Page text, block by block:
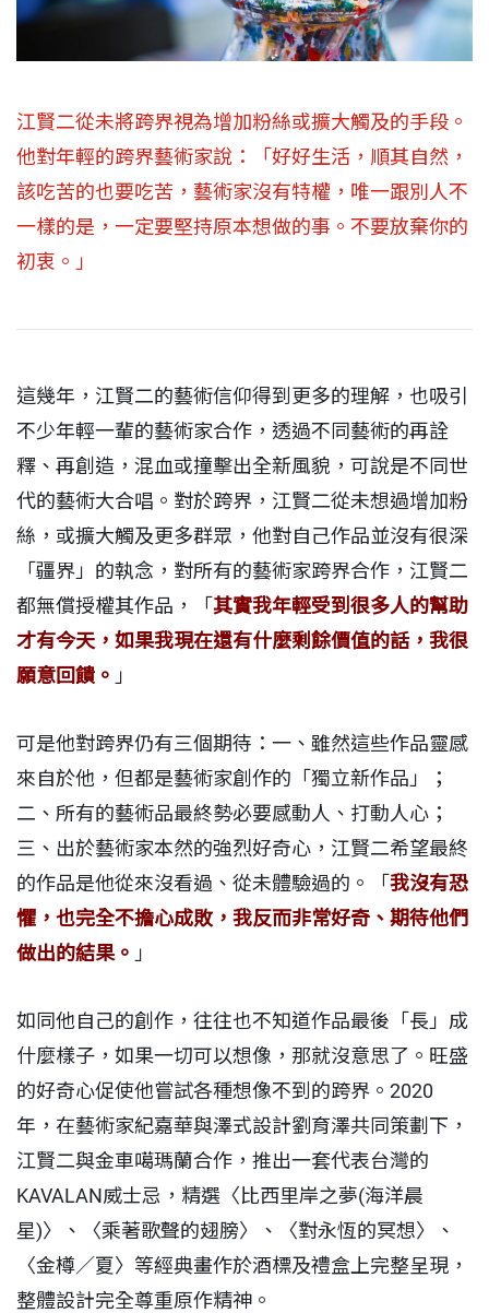
江賢二從未將跨界視為增加粉絲或擴大觸及的手段。
他對年輕的跨界藝術家說：「好好生活，順其自然，
該吃苦的也要吃苦，藝術家沒有特權，唯一跟別人不
一樣的是，一定要堅持原本想做的事。不要放棄你的
初衷。」
這幾年，江賢二的藝術信仰得到更多的理解，也吸引
不少年輕一輩的藝術家合作，透過不同藝術的再詮
釋、再創造，混血或撞擊出全新風貌，可說是不同世
代的藝術大合唱。對於跨界，江賢二從未想過增加粉
絲，或擴大觸及更多群眾，他對自己作品並沒有很深
「疆界」的執念，對所有的藝術家跨界合作，江賢二
都無償授權其作品，「其實我年輕受到很多人的幫助
才有今天，如果我現在還有什麼剩餘價值的話，我很
願意回饋。 」
可是他對跨界仍有三個期待：一、雖然這些作品靈感
來自於他，但都是藝術家創作的「獨立新作品」；
二、所有的藝術品最終勢必要感動人、打動人心；
三、出於藝術家本然的強烈好奇心，江賢二希望最終
的作品是他從來沒看過、從未體驗過的。「我沒有恐
懼，也完全不擔心成敗，我反而非常好奇、期待他們
做出的結果。 」
如同他自己的創作，往往也不知道作品最後「長」成
什麼樣子，如果一切可以想像，那就沒意思了。旺盛
的好奇心促使他嘗試各種想像不到的跨界。2020
年，在藝術家紀嘉華與澤式設計劉育澤共同策劃下，
江賢二與金車噶瑪蘭合作，推出一套代表台灣的
KAVALAN威士忌，精選〈比西里岸之夢(海洋晨
星)〉、〈乘著歌聲的翅膀〉、〈對永恆的冥想〉、
〈金樽／夏〉等經典畫作於酒標及禮盒上完整呈現，
整體設計完全尊重原作精神。